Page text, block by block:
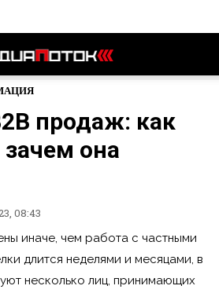
продаж: как
она
08:43
иначе, чем работа с частными
длится неделями и месяцами, в
несколько лиц, принимающих